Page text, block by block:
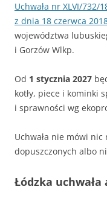
Uchwała nr XLVI/732/
z dnia 18 czerwca
województwa
i Gorzów Wlkp.
Od 1 stycznia 2027
kotły, piece i kominki
i sprawności wg
Uchwała nie mówi
dopuszczonych albo
Łódzka